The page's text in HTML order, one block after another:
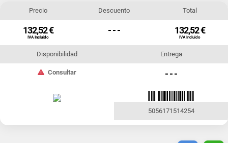
Precio
132,52 €
IVA Incluido
Descuento
- - -
Total
132,52 €
IVA Incluido
Disponibilidad
Consultar
Entrega
- - -
5056171514254